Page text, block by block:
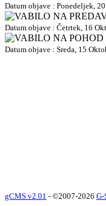
Datum objave : Ponedeljek,
Datum objave : Četrtek, 16
Datum objave : Sreda, 15
gCMS v2.01 - ©2007-2026 G-